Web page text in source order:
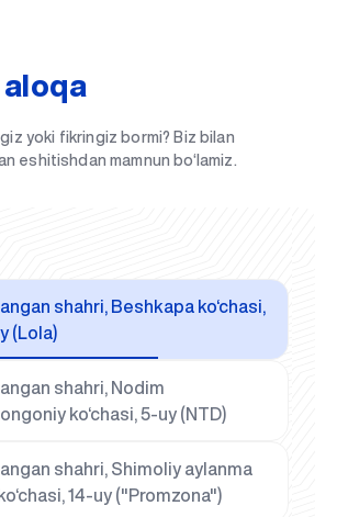
aloqa
yoki fikringiz bormi? Biz bilan
eshitishdan mamnun bo‘lamiz.
shahri, Beshkapa ko‘chasi,
(Lola)
shahri, Nodim
ko‘chasi, 5-uy (NTD)
shahri, Shimoliy aylanma
14-uy ("Promzona")